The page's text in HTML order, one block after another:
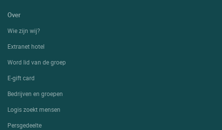
Over
Wie zijn wij?
Extranet hotel
Word lid van de groep
E-gift card
Bedrijven en groepen
Logis zoekt mensen
Persgedeelte